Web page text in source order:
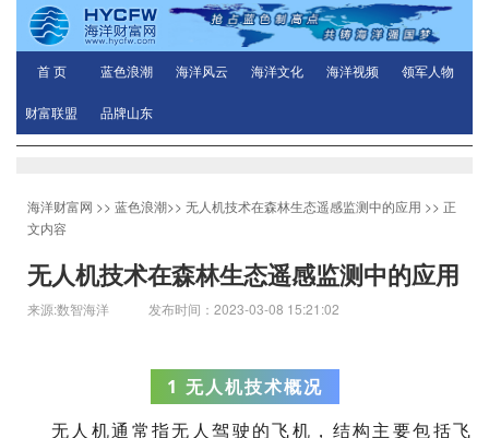
首 页 蓝色浪潮 海洋风云 海洋文化 海洋视频 领军人物
财富联盟 品牌山东
海洋财富网 >> 蓝色浪潮>> 无人机技术在森林生态遥感监测中的应用 >> 正
文内容
无人机技术在森林生态遥感监测中的应用
来源:数智海洋 发布时间：2023-03-08 15:21:02
1 无人机技术概况
无人机通常指无人驾驶的飞机，结构主要包括飞